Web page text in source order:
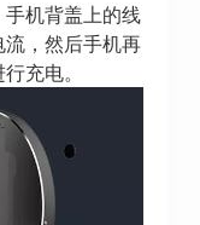
机背盖上的线
，然后手机再
充电。